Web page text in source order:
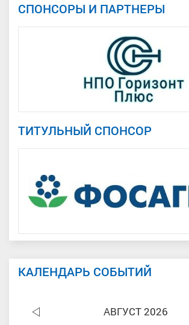
СПОНСОРЫ И ПАРТНЕРЫ
ТИТУЛЬНЫЙ СПОНСОР
КАЛЕНДАРЬ СОБЫТИЙ
АВГУСТ 2026